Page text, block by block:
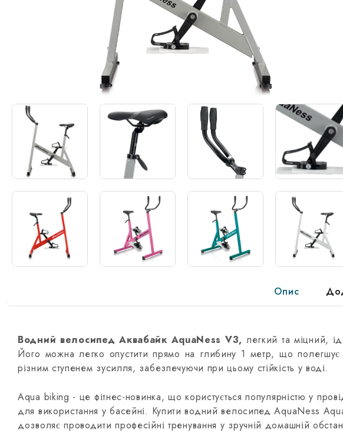
Опис
Водний велосипед Аквабайк AquaNess V3, легкий та міцний,
Його можна легко опустити прямо на глибину 1 метр, що полегшує
різним ступенем зусилля, забезпечуючи при цьому стійкість у воді.
Aqua biking - це фітнес-новинка, що користується популярністю у
для використання у басейні. Купити водний велосипед AquaNess
дозволяє проводити професійні тренування у зручній домашній